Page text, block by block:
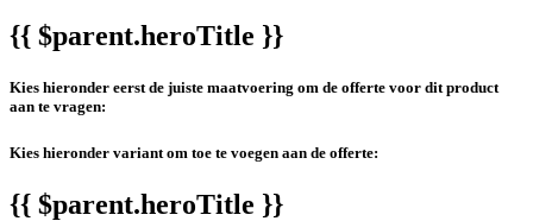
{{ $parent.heroTitle }}
Kies hieronder eerst de juiste maatvoering om de offerte voor dit product
aan te vragen:
Kies hieronder variant om toe te voegen aan de offerte:
{{ $parent.heroTitle }}